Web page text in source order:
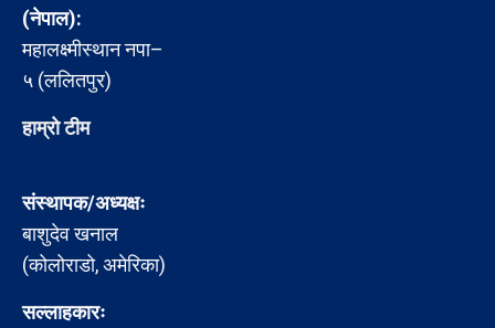
(नेपाल):
महालक्ष्मीस्थान नपा–
५ (ललितपुर)
हाम्रो टीम
संस्थापक/अध्यक्षः
बाशुदेव खनाल
(कोलोराडो, अमेरिका)
सल्लाहकारः